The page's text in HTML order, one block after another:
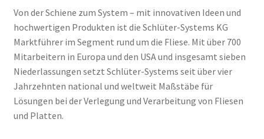
Austauschfliesen, Retrofliesen, Historische Fliesen Ankauf
und Verkauf
Anfrage senden
Fliesenkatalog
fundatek – Datenschutzhinweise
Von der Schiene zum System – mit innovativen Ideen und
hochwertigen Produkten ist die Schlüter-Systems KG
Marktführer im Segment rund um die Fliese. Mit über 700
Mitarbeitern in Europa und den USA und insgesamt sieben
Niederlassungen setzt Schlüter-Systems seit über vier
Jahrzehnten national und weltweit Maßstäbe für
Lösungen bei der Verlegung und Verarbeitung von Fliesen
und Platten.